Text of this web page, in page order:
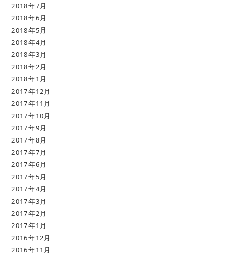
2018年7月
2018年6月
2018年5月
2018年4月
2018年3月
2018年2月
2018年1月
2017年12月
2017年11月
2017年10月
2017年9月
2017年8月
2017年7月
2017年6月
2017年5月
2017年4月
2017年3月
2017年2月
2017年1月
2016年12月
2016年11月